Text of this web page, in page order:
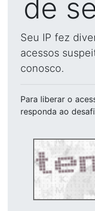
de
Seu IP fez
acessos
conosco.
Para liberar o
responda ao